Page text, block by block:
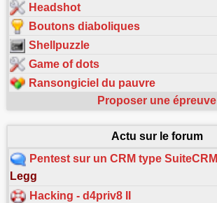
Headshot
Boutons diaboliques
Shellpuzzle
Game of dots
Ransongiciel du pauvre
Proposer une épreuve
Actu sur le forum
Pentest sur un CRM type SuiteCRM
Legg
Hacking - d4priv8 II